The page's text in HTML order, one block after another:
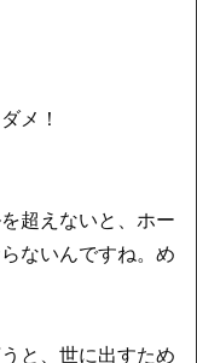
メ！
超えないと、ホー
ないんですね。め
と、世に出すため